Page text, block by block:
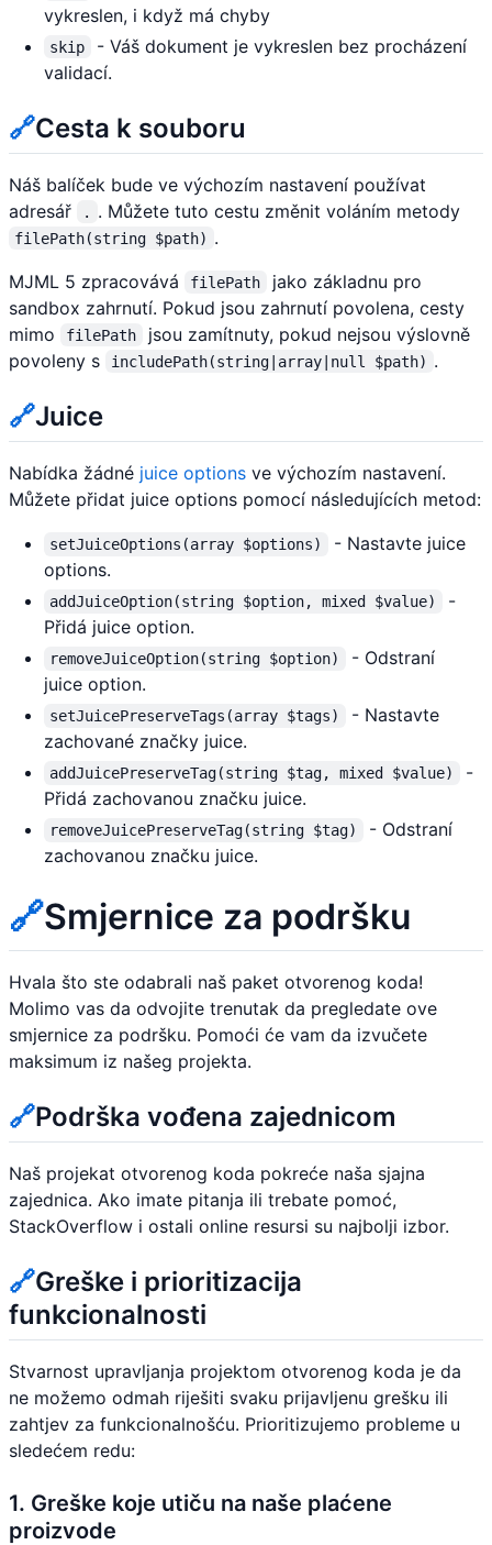
vykreslen, i když má chyby
skip
- Váš dokument je vykreslen bez procházení
validací.
🔗Cesta k souboru
Náš balíček bude ve výchozím nastavení používat
adresář
. . Můžete tuto cestu změnit voláním metody
filePath(string $path) .
MJML 5 zpracovává
filePath
jako základnu pro
sandbox zahrnutí. Pokud jsou zahrnutí povolena, cesty
mimo
filePath
jsou zamítnuty, pokud nejsou výslovně
povoleny s
includePath(string|array|null $path) .
🔗Juice
Nabídka žádné juice options ve výchozím nastavení.
Můžete přidat juice options pomocí následujících metod:
setJuiceOptions(array $options)
- Nastavte juice
options.
addJuiceOption(string $option, mixed $value)
-
Přidá juice option.
removeJuiceOption(string $option)
- Odstraní
juice option.
setJuicePreserveTags(array $tags)
- Nastavte
zachované značky juice.
addJuicePreserveTag(string $tag, mixed $value)
-
Přidá zachovanou značku juice.
removeJuicePreserveTag(string $tag)
- Odstraní
zachovanou značku juice.
🔗Smjernice za podršku
Hvala što ste odabrali naš paket otvorenog koda!
Molimo vas da odvojite trenutak da pregledate ove
smjernice za podršku. Pomoći će vam da izvučete
maksimum iz našeg projekta.
🔗Podrška vođena zajednicom
Naš projekat otvorenog koda pokreće naša sjajna
zajednica. Ako imate pitanja ili trebate pomoć,
StackOverflow i ostali online resursi su najbolji izbor.
🔗Greške i prioritizacija
funkcionalnosti
Stvarnost upravljanja projektom otvorenog koda je da
ne možemo odmah riješiti svaku prijavljenu grešku ili
zahtjev za funkcionalnošću. Prioritizujemo probleme u
sledećem redu:
1. Greške koje utiču na naše plaćene
proizvode